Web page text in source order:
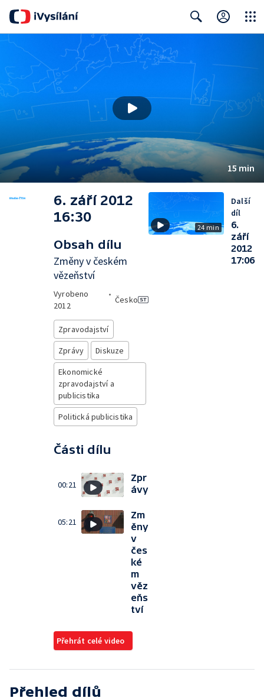
15 min
6. září 2012
16:30
Obsah dílu
Změny v českém
vězeňství
Vyrobeno
2012
•
Česko
Zpravodajství
Zprávy
Diskuze
Ekonomické
zpravodajství a
publicistika
Politická publicistika
Části dílu
00:21
Zpr
ávy
05:21
Zm
ěny
v
čes
ké
m
věz
eňs
tví
Přehrát celé video
24 min
Další
díl
6.
září
2012
17:06
Přehled dílů